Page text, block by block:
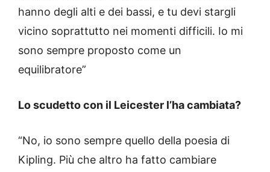
hanno degli alti e dei bassi, e tu devi stargli
vicino soprattutto nei momenti difficili. Io mi
sono sempre proposto come un
equilibratore”
Lo scudetto con il Leicester l’ha cambiata?
“No, io sono sempre quello della poesia di
Kipling. Più che altro ha fatto cambiare